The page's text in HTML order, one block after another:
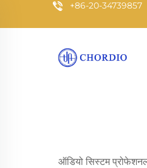
+86-20-34739857
ऑडियो सिस्टम